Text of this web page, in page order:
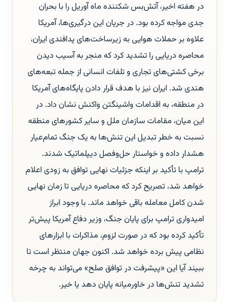
در هفته اخیر، آتش‌بس شکننده ماه آوریل را با بحران
جدی مواجه کرده بود. در جریان این درگیری‌ها، آمریکا
علاوه بر حملات هوایی به زیرساخت‌های پدافندی ایران،
محاصره دریایی را تشدید کرد که منجر به آسیب دیدن
برخی کشتی‌های تجاری و تلفات انسانی از جمله تبعه‌های
هندی شد. ایران نیز با هدف قرار دادن پایگاه‌های آمریکا
در منطقه، به اقدامات واشینگتن واکنش نشان داد. در
این میان، مقامات سازمان ملل و سایر کشورهای منطقه
نسبت به خطر تبدیل این تنش‌ها به یک جنگ تمام‌عیار
هشدار داده و خواستار حل‌وفصل دیپلماتیک شدند.
ترامپ با تأکید بر اینکه جزئیات نهایی توافق به زودی اعلام
خواهد شد، تصریح کرد که محاصره دریایی تا زمان نهایی
شدن کامل معامله باقی خواهد ماند. با وجود ابراز
امیدواری ترامپ برای پایان جنگ، وزیر دفاع آمریکا پیش‌تر
تأکید کرده بود که در صورت لزوم، مذاکرات با ابزارهای
نظامی پیش برده خواهد شد. اکنون جهان منتظر است تا
ببیند آیا این «پیشرفت در توافق صلح» می‌تواند به چرخه
تشدید تنش‌ها در خاورمیانه پایان دهد یا خیر.